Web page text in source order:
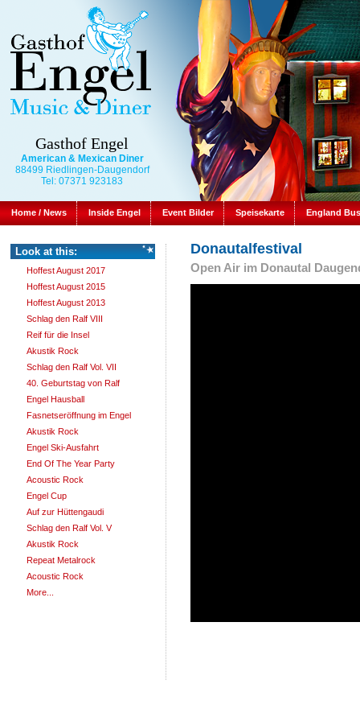
Gasthof Engel
American & Mexican Diner
88499 Riedlingen-Daugendorf
Tel: 07371 923183
Home / News Inside Engel Event Bilder Speisekarte England Bus
Look at this:
Hoffest August 2017
Hoffest August 2015
Hoffest August 2013
Schlag den Ralf VIII
Reif für die Insel
Akustik Rock
Schlag den Ralf Vol. VII
40. Geburtstag von Ralf
Engel Hausball
Fasnetseröffnung im Engel
Akustik Rock
Engel Ski-Ausfahrt
End Of The Year Party
Acoustic Rock
Engel Cup
Auf zur Hüttengaudi
Schlag den Ralf Vol. V
Akustik Rock
Repeat Metalrock
Acoustic Rock
More...
Donautalfestival
Open Air im Donautal